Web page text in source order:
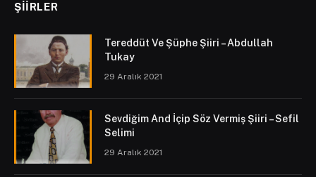
ŞIIRLER
Tereddüt Ve Şüphe Şiiri – Abdullah
Tukay
29 Aralık 2021
Sevdiğim And İçip Söz Vermiş Şiiri – Sefil
Selimi
29 Aralık 2021